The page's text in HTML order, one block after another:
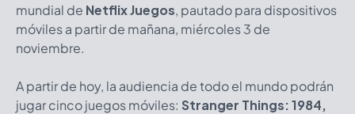
mundial de Netflix Juegos, pautado para dispositivos
móviles a partir de mañana, miércoles 3 de
noviembre.
A partir de hoy, la audiencia de todo el mundo podrán
jugar cinco juegos móviles: Stranger Things: 1984,